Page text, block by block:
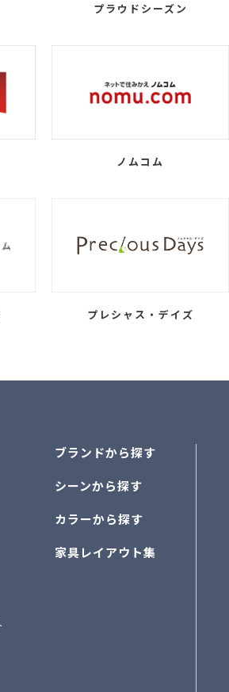
プラウドシーズン
ノムコム
プレシャス・デイズ
ブランドから探す
シーンから探す
カラーから探す
家具レイアウト集